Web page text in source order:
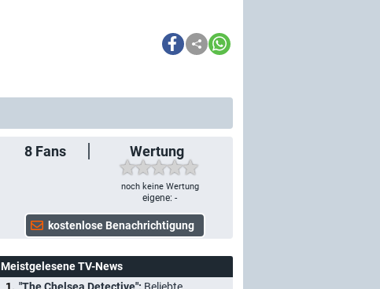
8 Fans Wertung
noch keine Wertung
eigene: -
Meistgelesene TV-News